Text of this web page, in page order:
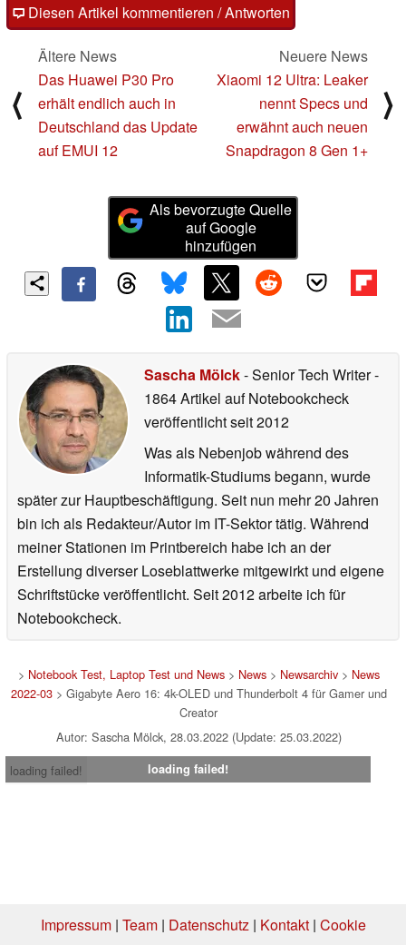
Diesen Artikel kommentieren / Antworten
⟨
Ältere News
Das Huawei P30 Pro
erhält endlich auch in
Deutschland das Update
auf EMUI 12
Neuere News
Xiaomi 12 Ultra: Leaker
nennt Specs und
erwähnt auch neuen
Snapdragon 8 Gen 1+
⟩
Als bevorzugte Quelle
auf Google
hinzufügen
Sascha Mölck- Senior Tech Writer-
1864 Artikel auf Notebookcheck
veröffentlichtseit 2012
Was als Nebenjob während des
Informatik-Studiums begann, wurde
später zur Hauptbeschäftigung. Seit nun mehr 20 Jahren
bin ich als Redakteur/Autor im IT-Sektor tätig. Während
meiner Stationen im Printbereich habe ich an der
Erstellung diverser Loseblattwerke mitgewirkt und eigene
Schriftstücke veröffentlicht. Seit 2012 arbeite ich für
Notebookcheck.
> Notebook Test, Laptop Test und News> News> Newsarchiv> News
2022-03> Gigabyte Aero 16: 4k-OLED und Thunderbolt 4 für Gamer und
Creator
Autor: Sascha Mölck, 28.03.2022 (Update: 25.03.2022)
loading failed!
loading failed!
Impressum| Team| Datenschutz| Kontakt| Cookie